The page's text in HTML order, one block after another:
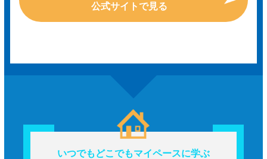
公式サイトで見る
いつでもどこでもマイペースに学ぶ